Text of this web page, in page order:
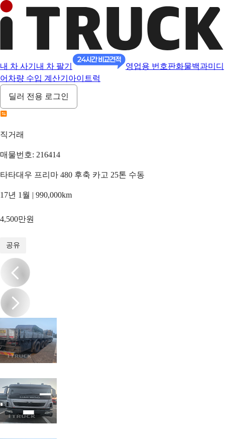
내 차 사기 내 차 팔기 영업용 번호판화물백과미디
어 차량 수입 계산기 아이트럭
딜러 전용 로그인
직거래
매물번호: 216414
타타대우 프리마 480 후축 카고 25톤 수동
17년 1월 | 990,000km
4,500만원
공유
/6